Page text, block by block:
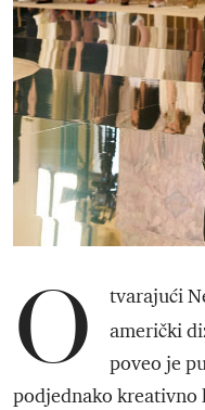
O
tvarajući
američki
poveo je
podjednako